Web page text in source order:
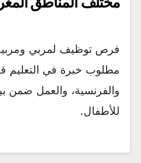
فرص توظيف لمربي ومربية
مطلوب خبرة في التعليم
والفرنسية، والعمل ضمن
للأطفال.